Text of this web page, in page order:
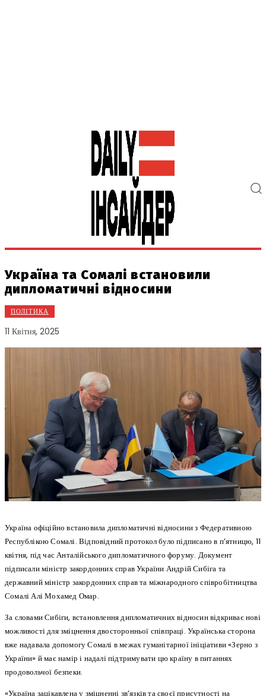
Україна та Сомалі встановили
дипломатичні відносини
ПОЛІТИКА
11 Квітня, 2025
Україна офіційно встановила дипломатичні відносини з Федеративною
Республікою Сомалі. Відповідний протокол було підписано в п’ятницю, 11
квітня, під час Анталійського дипломатичного форуму. Документ
підписали міністр закордонних справ України Андрій Сибіга та
державний міністр закордонних справ та міжнародного співробітництва
Сомалі Алі Мохамед Омар.
За словами Сибіги, встановлення дипломатичних відносин відкриває нові
можливості для зміцнення двосторонньої співпраці. Українська сторона
вже надавала допомогу Сомалі в межах гуманітарної ініціативи «Зерно з
України» й має намір і надалі підтримувати цю країну в питаннях
продовольчої безпеки.
«Україна зацікавлена у зміцненні зв’язків та своєї присутності на